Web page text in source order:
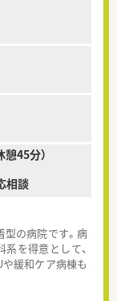
45分）
相談
の病院です。病
を得意として、
や緩和ケア病棟も